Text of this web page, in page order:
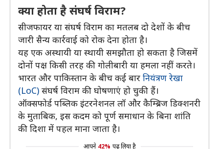
क्या होता है संघर्ष विराम?
सीजफायर या संघर्ष विराम का मतलब दो देशों के बीच
जारी सैन्य कार्रवाई को रोक देना होता है।
यह एक अस्थायी या स्थायी समझौता हो सकता है जिसमें
दोनों पक्ष किसी तरह की गोलीबारी या हमला नहीं करते।
भारत और पाकिस्तान के बीच कई बार नियंत्रण रेखा
(LoC) संघर्ष विराम की घोषणाएं हो चुकी हैं।
ऑक्सफोर्ड पब्लिक इंटरनेशनल लॉ और कैम्ब्रिज डिक्शनरी
के मुताबिक, इस कदम को पूर्ण समाधान के बिना शांति
की दिशा में पहल माना जाता है।
आपने 42% पढ़ लिया है